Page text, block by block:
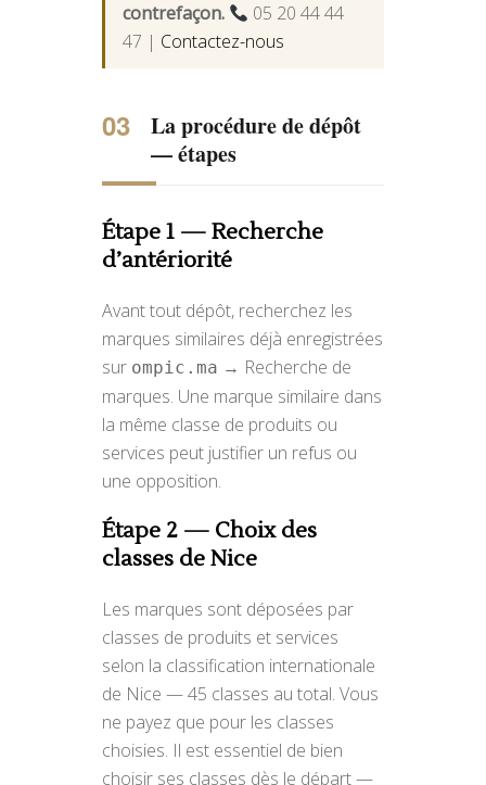
contrefaçon.
05 20 44 44
47 | Contactez-nous
La procédure de dépôt
— étapes
Étape 1 — Recherche
d’antériorité
Avant tout dépôt, recherchez les
marques similaires déjà enregistrées
sur ompic.ma → Recherche de
marques. Une marque similaire dans
la même classe de produits ou
services peut justifier un refus ou
une opposition.
Étape 2 — Choix des
classes de Nice
Les marques sont déposées par
classes de produits et services
selon la classification internationale
de Nice — 45 classes au total. Vous
ne payez que pour les classes
choisies. Il est essentiel de bien
choisir ses classes dès le départ —